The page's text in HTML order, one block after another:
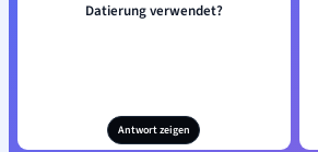
Datierung verwendet?
Antwort zeigen